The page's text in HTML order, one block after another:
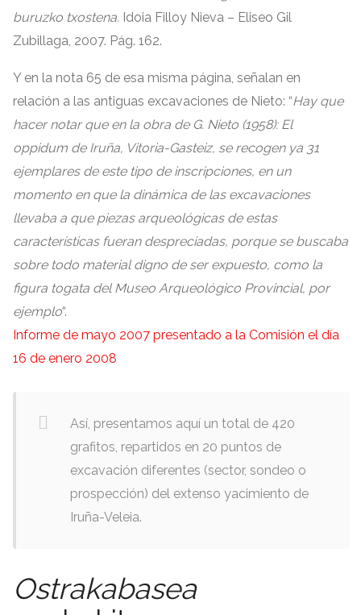
buruzko txostena. Idoia Filloy Nieva– Eliseo Gil
Zubillaga, 2007. Pág. 162.
Y en la nota65 de esa misma página, señalan en
relación a las antiguas excavaciones de Nieto: “Hay que
hacer notar que en la obra de G. Nieto(1958): El
oppidum de Iruña, Vitoria-Gasteiz, se recogen ya31
ejemplares de este tipo de inscripciones, en un
momento en que la dinámica de las excavaciones
llevaba a que piezas arqueológicas de estas
características fueran despreciadas, porque se buscaba
sobre todo material digno de ser expuesto, como la
figura togata del Museo Arqueológico Provincial, por
ejemplo“.
Informe de mayo 2007 presentado a la Comisión el día
16 de enero 2008
Así, presentamos aquí un total de420
grafitos, repartidos en 20 puntos de
excavación diferentes (sector, sondeo o
prospección) del extenso yacimiento de
Iruña-Veleia.
Ostrakabasea